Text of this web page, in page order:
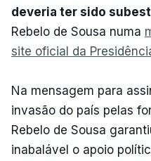
deveria ter sido
Rebelo de Sousa numa
site oficial da
Na mensagem para
invasão do país pelas
Rebelo de Sousa
inabalável o apoio